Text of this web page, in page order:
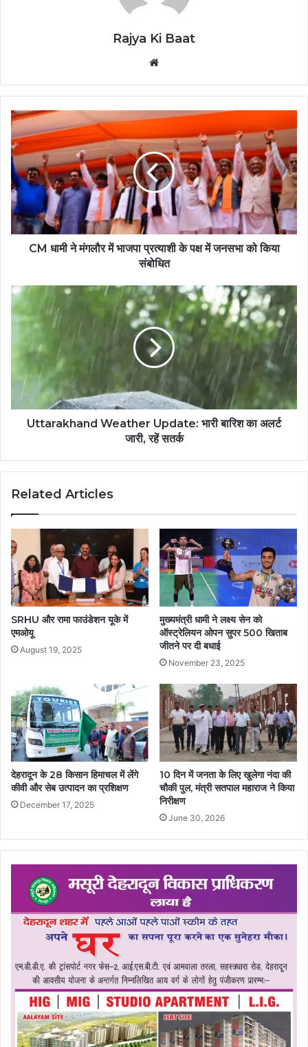
Rajya Ki Baat
CM धामी ने मंगलौर में भाजपा प्रत्याशी के पक्ष में जनसभा को किया
संबोधित
Uttarakhand Weather Update: भारी बारिश का अलर्ट
जारी, रहें सतर्क
Related Articles
SRHU और रामा फाउंडेशन यूके में
एमओयू
August 19, 2025
मुख्यमंत्री धामी ने लक्ष्य सेन को
ऑस्ट्रेलियन ओपन सुपर 500 खिताब
जीतने पर दी बधाई
November 23, 2025
देहरादून के 28 किसान हिमाचल में लेंगे
कीवी और सेब उत्पादन का प्रशिक्षण
December 17, 2025
10 दिन में जनता के लिए खुलेगा नंदा की
चौकी पुल, मंत्री सतपाल महाराज ने किया
निरीक्षण
June 30, 2026